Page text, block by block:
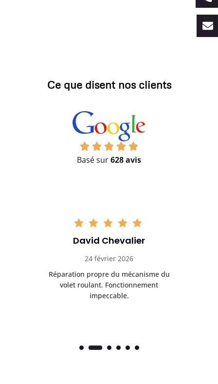
Ce que disent nos clients
Basé sur628 avis
David Chevalier
24 février 2026
Réparation propre du mécanisme du
volet roulant. Fonctionnement
impeccable.